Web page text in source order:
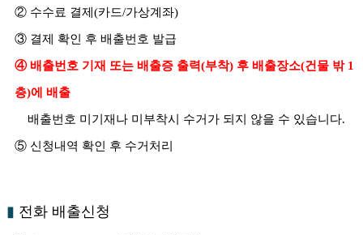
② 수수료 결제(카드/가상계좌)
③ 결제 확인 후 배출번호 발급
④ 배출번호 기재 또는 배출증 출력(부착) 후 배출장소(건물 밖 1
층)에 배출
배출번호 미기재나 미부착시 수거가 되지 않을 수 있습니다.
⑤ 신청내역 확인 후 수거처리
▮ 전화 배출신청